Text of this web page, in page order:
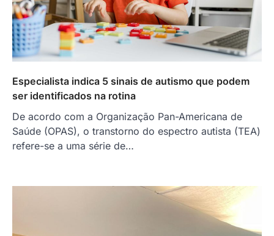
Especialista indica 5 sinais de autismo que podem
ser identificados na rotina
De acordo com a Organização Pan-Americana de
Saúde (OPAS), o transtorno do espectro autista (TEA)
refere-se a uma série de…